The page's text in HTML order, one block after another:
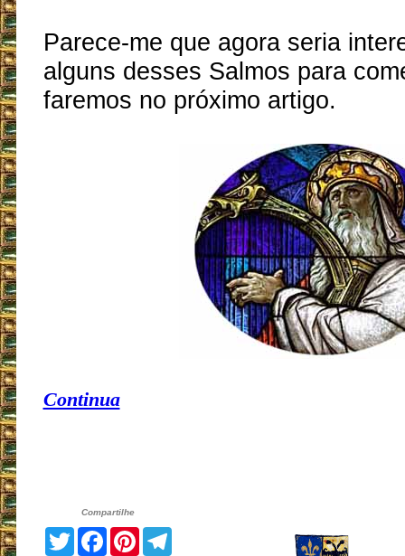
Parece-me que agora seria
alguns desses Salmos para
faremos no próximo artigo.
Continua
Compartilhe
TwitterFacebook
PinterestTelegram